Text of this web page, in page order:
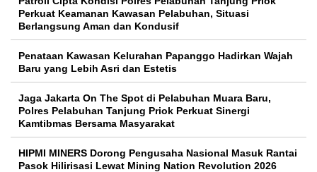
Perkuat Keamanan Kawasan Pelabuhan, Situasi
Berlangsung Aman dan Kondusif
Penataan Kawasan Kelurahan Papanggo Hadirkan Wajah
Baru yang Lebih Asri dan Estetis
Jaga Jakarta On The Spot di Pelabuhan Muara Baru,
Polres Pelabuhan Tanjung Priok Perkuat Sinergi
Kamtibmas Bersama Masyarakat
HIPMI MINERS Dorong Pengusaha Nasional Masuk Rantai
Pasok Hilirisasi Lewat Mining Nation Revolution 2026